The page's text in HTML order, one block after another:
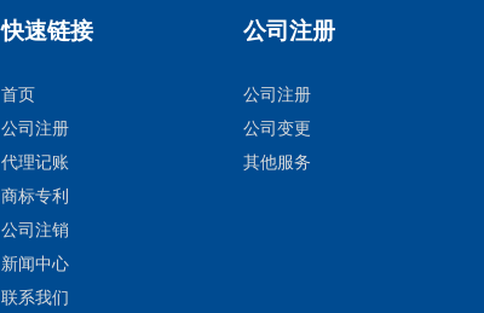
快速链接
首页
公司注册
代理记账
商标专利
公司注销
新闻中心
联系我们
公司注册
公司注册
公司变更
其他服务